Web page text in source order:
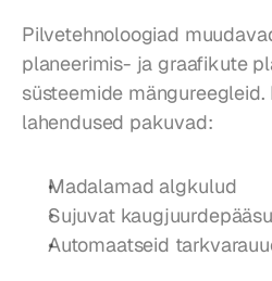
Pilvetehnoloogiad
planeerimis- ja graafikute
süsteemide
lahendused pakuvad:
Madalamad algkulud
Sujuvat kaugjuurdepääsu
Automaatseid